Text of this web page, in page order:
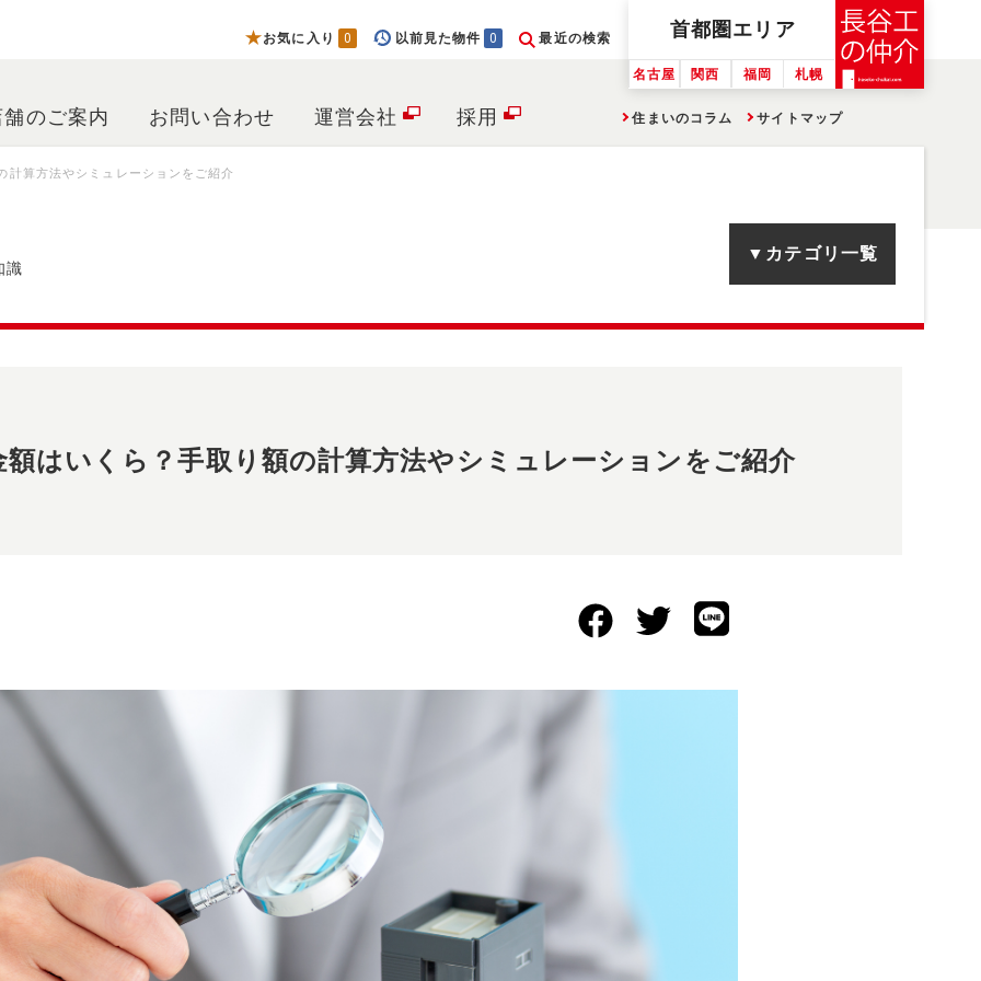
首都圏 エリア
名古屋 関西 福岡 札幌
お気に入り 0 以前見た物件 0 最近の検索
舗のご案内 お問い合わせ 運営会社 採用 住まいのコラム サイトマップ
計算方法やシミュレーションをご紹介
識
▼カテゴリ一覧
はいくら？手取り額の計算方法やシミュレーションをご紹介